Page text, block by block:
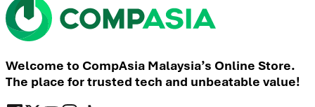
Welcome to CompAsia Malaysia’s Online Store.
The place for trusted tech and unbeatable value!